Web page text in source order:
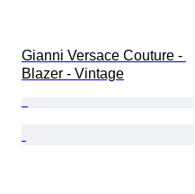
Gianni Versace Couture -
Blazer - Vintage